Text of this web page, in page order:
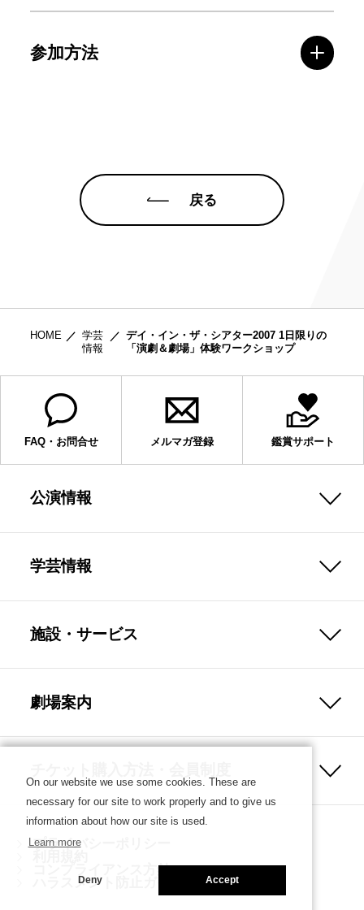
参加方法
戻る
HOME
学芸
情報
デイ・イン・ザ・シアター2007 1日限りの
「演劇＆劇場」体験ワークショップ
FAQ・お問合せ メルマガ登録 鑑賞サポート
公演情報
学芸情報
施設・サービス
劇場案内
プライバシーポリシー
コンプライアンス方針
ハラスメント防止ガイドライン
On our website we use some cookies. These are
necessary for our site to work properly and to give us
information about how our site is used.
Learn more
Deny Accept